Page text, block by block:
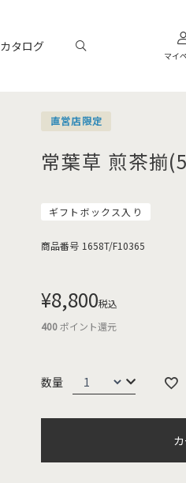
カタログ
マイ
直営店限定
常葉草 煎茶揃
ギフトボックス入り
商品番号 1658T/F10365
¥8,800税込
400ポイント還元